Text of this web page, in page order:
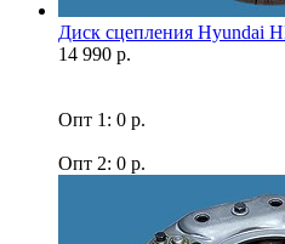
Диск сцепления Hyundai
14 990 р.
Опт 1: 0 р.
Опт 2: 0 р.